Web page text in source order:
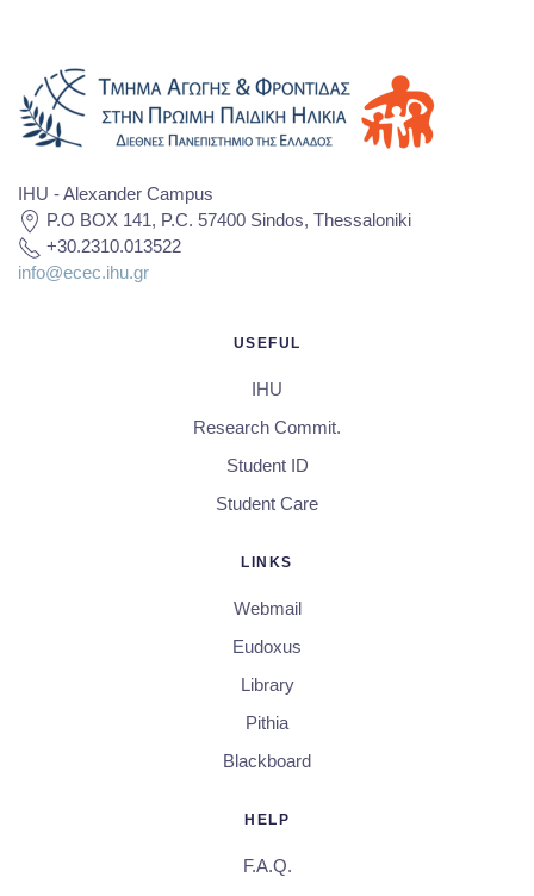
IHU - Alexander Campus
P.O BOX 141, P.C. 57400 Sindos, Thessaloniki
+30.2310.013522
info@ecec.ihu.gr
USEFUL
IHU
Research Commit.
Student ID
Student Care
LINKS
Webmail
Eudoxus
Library
Pithia
Blackboard
HELP
F.A.Q.